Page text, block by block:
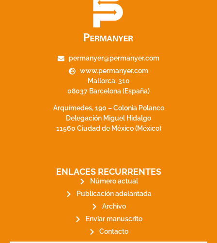
permanyer@permanyer.com
www.permanyer.com
Mallorca, 310
08037 Barcelona (España)
Arquímedes, 190 – Colonia Polanco
Delegación Miguel Hidalgo
11560 Ciudad de México (México)
ENLACES RECURRENTES
Número actual
Publicación adelantada
Archivo
Enviar manuscrito
Contacto